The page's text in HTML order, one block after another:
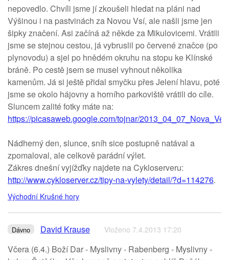
nepovedlo. Chvíli jsme jí zkoušeli hledat na pláni nad
Výšinou i na pastvinách za Novou Vsí, ale našli jsme jen
šipky značení. Asi začíná až někde za Mikulovicemi. Vrátili
jsme se stejnou cestou, já vybruslil po červené značce (po
plynovodu) a sjel po hnědém okruhu na stopu ke Klínské
bráně. Po cestě jsem se musel vyhnout několika
kamenům. Já si ještě přidal smyčku přes Jelení hlavu, poté
jsme se okolo hájovny a horního parkoviště vrátili do cíle.
Sluncem zalité fotky máte na:
https://picasaweb.google.com/tojnar/2013_04_07_Nova_Ves
Nádherný den, slunce, sníh sice postupně natával a
zpomaloval, ale celkově parádní výlet.
Zákres dnešní vyjížďky najdete na Cykloserveru:
http://www.cykloserver.cz/tipy-na-vylety/detail/?d=114276.
Východní Krušné hory
Dávno David Krause Vloženo 7.4.2013 17:20
Včera (6.4.) Boží Dar - Myslivny - Rabenberg - Myslivny -